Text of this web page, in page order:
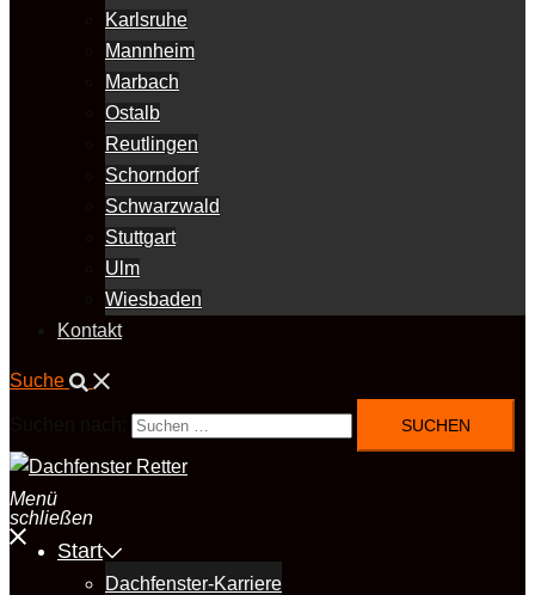
Karlsruhe
Mannheim
Marbach
Ostalb
Reutlingen
Schorndorf
Schwarzwald
Stuttgart
Ulm
Wiesbaden
Kontakt
Suche
Menü
schließen
Start
Dachfenster-Karriere